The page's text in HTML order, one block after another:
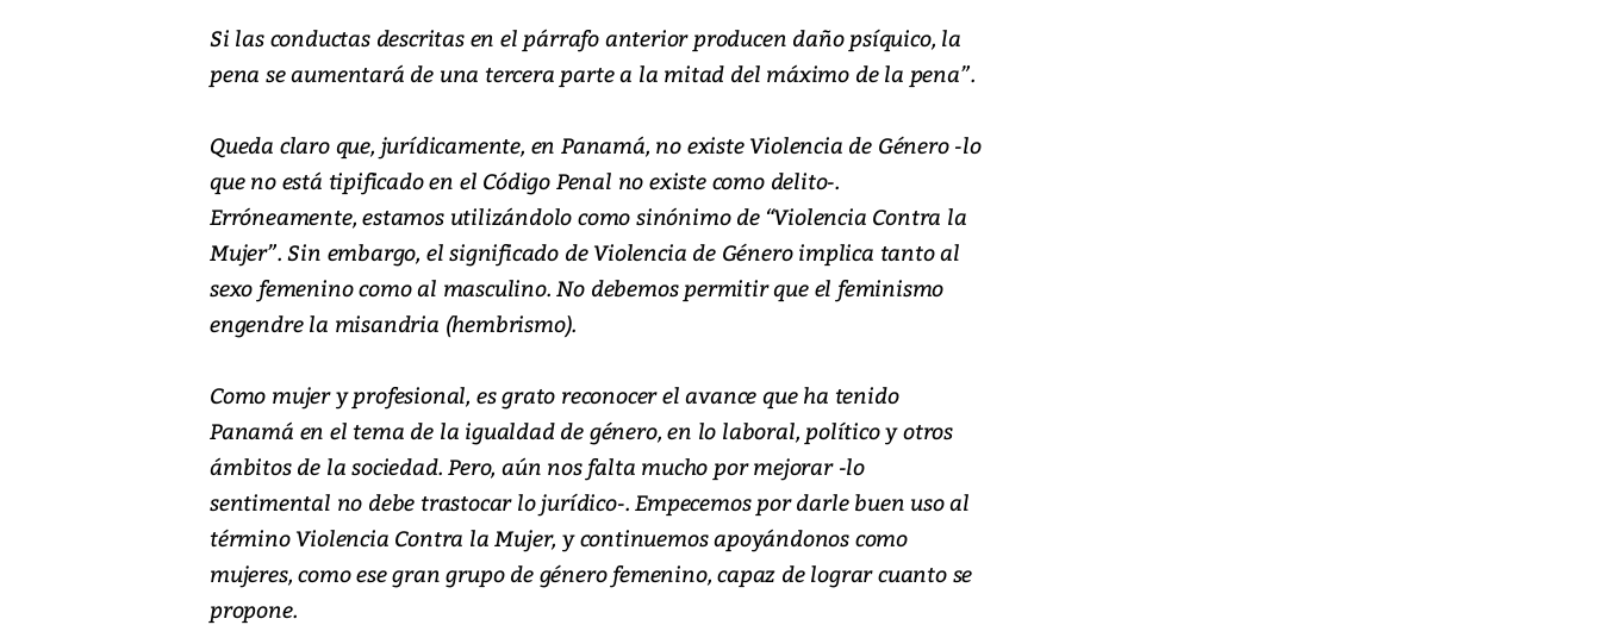
Si las conductas descritas en el párrafo anterior producen daño psíquico, la
pena se aumentará de una tercera parte a la mitad del máximo de la pena”.
Queda claro que, jurídicamente, en Panamá, no existe Violencia de Género -lo
que no está tipificado en el Código Penal no existe como delito-.
Erróneamente, estamos utilizándolo como sinónimo de “Violencia Contra la
Mujer”. Sin embargo, el significado de Violencia de Género implica tanto al
sexo femenino como al masculino. No debemos permitir que el feminismo
engendre la misandria (hembrismo).
Como mujer y profesional, es grato reconocer el avance que ha tenido
Panamá en el tema de la igualdad de género, en lo laboral, político y otros
ámbitos de la sociedad. Pero, aún nos falta mucho por mejorar -lo
sentimental no debe trastocar lo jurídico-. Empecemos por darle buen uso al
término Violencia Contra la Mujer, y continuemos apoyándonos como
mujeres, como ese gran grupo de género femenino, capaz de lograr cuanto se
propone.